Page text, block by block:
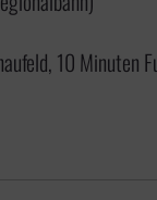
10 Minuten